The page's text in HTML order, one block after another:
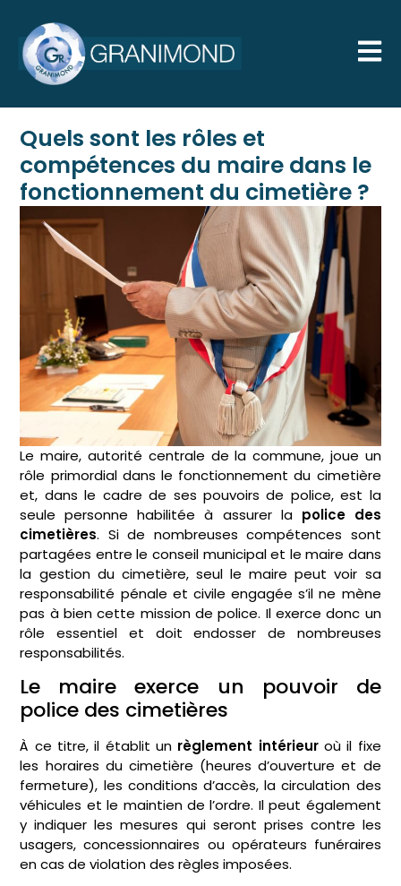
Quels sont les rôles et
compétences du maire dans le
fonctionnement du cimetière ?
Le maire, autorité centrale de la commune, joue un
rôle primordial dans le fonctionnement du cimetière
et, dans le cadre de ses pouvoirs de police, est la
seule personne habilitée à assurer la police des
cimetières. Si de nombreuses compétences sont
partagées entre le conseil municipal et le maire dans
la gestion du cimetière, seul le maire peut voir sa
responsabilité pénale et civile engagée s’il ne mène
pas à bien cette mission de police. Il exerce donc un
rôle essentiel et doit endosser de nombreuses
responsabilités.
Le maire exerce un pouvoir de
police des cimetières
À ce titre, il établit un règlement intérieuroù il fixe
les horaires du cimetière (heures d’ouverture et de
fermeture), les conditions d’accès, la circulation des
véhicules et le maintien de l’ordre. Il peut également
y indiquer les mesures qui seront prises contre les
usagers, concessionnaires ou opérateurs funéraires
en cas de violation des règles imposées.